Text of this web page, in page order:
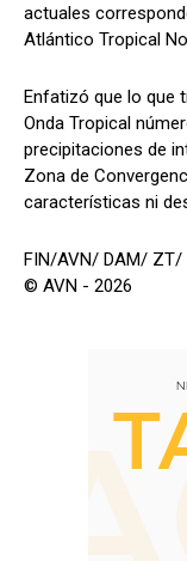
actuales
Atlántico Tropical
Enfatizó que lo que
Onda Tropical
precipitaciones de
Zona de
características ni
FIN/AVN/ DAM/
© AVN - 2026